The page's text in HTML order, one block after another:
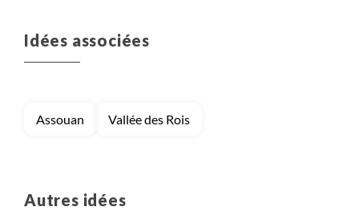
Voyage
Mer Rouge
Idées associées
Assouan Vallée des Rois
Autres idées